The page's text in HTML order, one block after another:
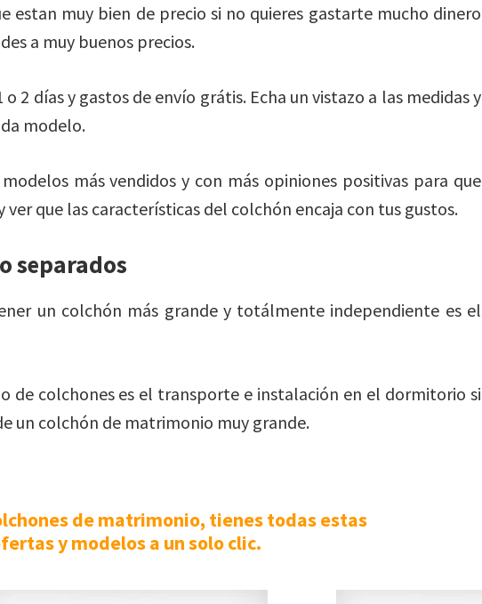
estan muy bien de precio si no quieres gastarte mucho dinero
a muy buenos precios.
2 días y gastos de envío grátis. Echa un vistazo a las medidas y
modelo.
más vendidos y con más opiniones positivas para que
que las características del colchón encaja con tus gustos.
separados
un colchón más grande y totálmente independiente es el
de colchones es el transporte e instalación en el dormitorio si
un colchón de matrimonio muy grande.
de matrimonio, tienes todas estas
y modelos a un solo clic.